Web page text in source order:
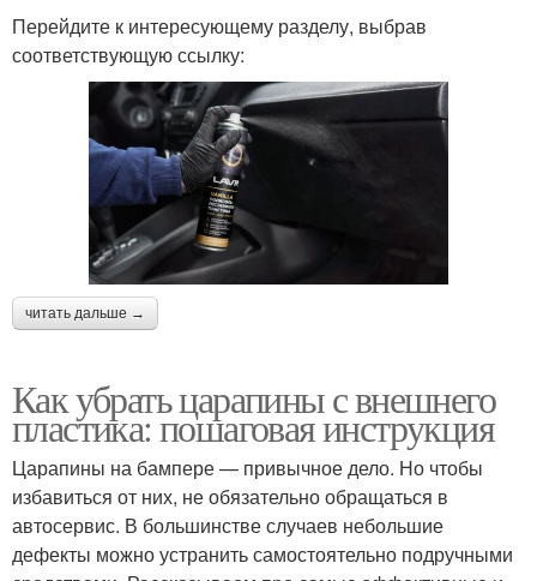
Перейдите к интересующему разделу, выбрав
соответствующую ссылку:
читать дальше →
Как убрать царапины с внешнего
пластика: пошаговая инструкция
Царапины на бампере — привычное дело. Но чтобы
избавиться от них, не обязательно обращаться в
автосервис. В большинстве случаев небольшие
дефекты можно устранить самостоятельно подручными